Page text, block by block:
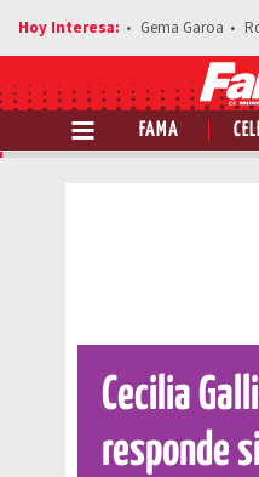
Gema Garoa
FAMA
Cecilia
responde